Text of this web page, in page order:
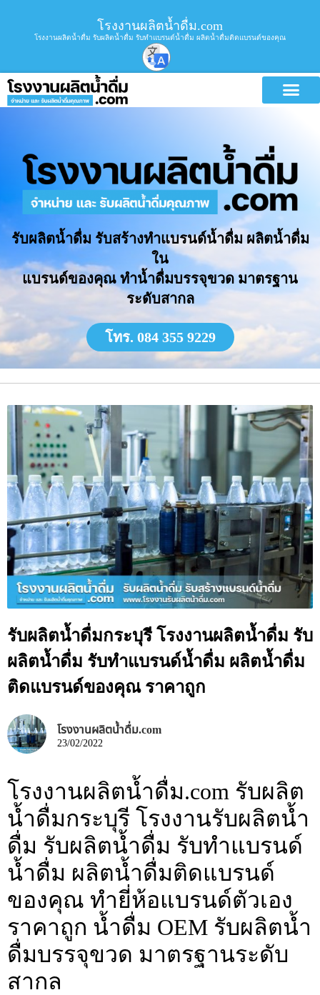
โรงงานผลิตน้ำดื่ม.com
โรงงานผลิตน้ำดื่ม รับผลิตน้ำดื่ม รับทำแบรนด์น้ำดื่ม ผลิตน้ำดื่มติดแบรนด์ของคุณ
รับผลิตน้ำดื่ม รับสร้างทำแบรนด์น้ำดื่ม ผลิตน้ำดื่ม
ใน
แบรนด์ของคุณ ทำน้ำดื่มบรรจุขวด มาตรฐาน
ระดับสากล
โทร. 084 355 9229
รับผลิตน้ำดื่มกระบุรี โรงงานผลิตน้ำดื่ม รับ
ผลิตน้ำดื่ม รับทำแบรนด์น้ำดื่ม ผลิตน้ำดื่ม
ติดแบรนด์ของคุณ ราคาถูก
โรงงานผลิตน้ำดื่ม.com
23/02/2022
โรงงานผลิตน้ำดื่ม.com รับผลิต
น้ำดื่มกระบุรี โรงงานรับผลิตน้ำ
ดื่ม รับผลิตน้ำดื่ม รับทำแบรนด์
น้ำดื่ม ผลิตน้ำดื่มติดแบรนด์
ของคุณ ทำยี่ห้อแบรนด์ตัวเอง
ราคาถูก น้ำดื่ม OEM รับผลิตน้ำ
ดื่มบรรจุขวด มาตรฐานระดับ
สากล